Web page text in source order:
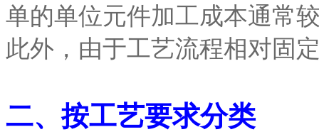
单的单位元件加工成本通常
此外，由于工艺流程相对固
二、按工艺要求分类